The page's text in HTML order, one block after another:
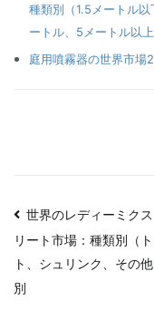
種類別（1.5メートル
ートル、5メートル以上
庭用噴霧器の世界市場
投
稿
ナ
世界のレディーミク
リート市場：種類別（
ト、シュリンク、その
別